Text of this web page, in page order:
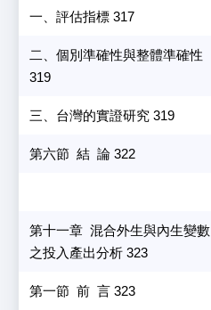
一、評估指標 317
二、個別準確性與整體準確性
319
三、台灣的實證研究 319
第六節 結 論 322
第十一章 混合外生與內生變數
之投入產出分析 323
第一節 前 言 323